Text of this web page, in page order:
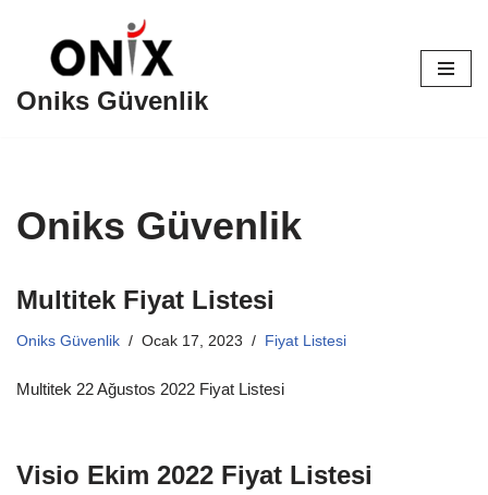
İçeriğe
Oniks Güvenlik
Oniks Güvenlik
Multitek Fiyat Listesi
Oniks Güvenlik Ocak 17, 2023 Fiyat Listesi
Multitek 22 Ağustos 2022 Fiyat Listesi
Visio Ekim 2022 Fiyat Listesi